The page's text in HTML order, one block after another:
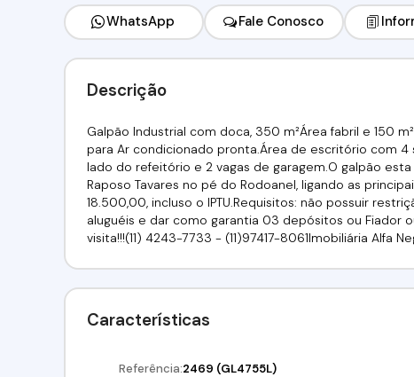
WhatsApp Fale Conosco
Descrição
Galpão Industrial com doca, 350 m²Área fabril e 150
para Ar condicionado pronta.Área de escritório com
lado do refeitório e 2 vagas de garagem.O galpão
Raposo Tavares no pé do Rodoanel, ligando as
18.500,00, incluso o IPTU.Requisitos: não possuir
aluguéis e dar como garantia 03 depósitos ou Fiador
visita!!!(11) 4243-7733 - (11)97417-8061Imobiliária Alfa
Características
Referência:2469 (GL4755L)